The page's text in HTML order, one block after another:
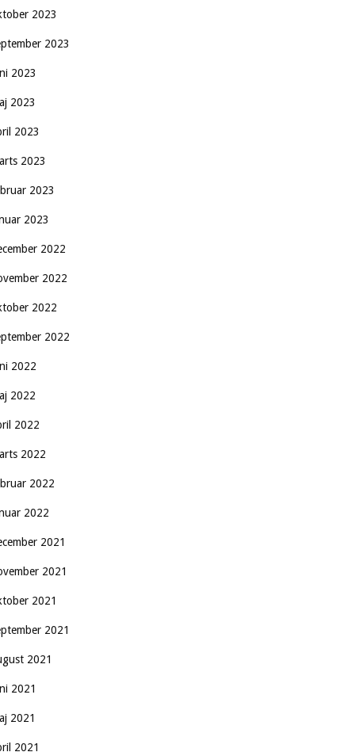
2023
2023
2023
2023
2023
2023
2023
2023
2022
2022
2022
2022
2022
2022
2022
2022
2022
2022
2021
2021
2021
2021
2021
2021
2021
2021